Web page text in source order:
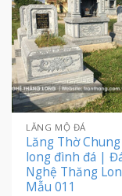
LĂNG MỘ ĐÁ
Lăng Thờ
long đình đá |
Nghệ Thăng
Mẫu 011